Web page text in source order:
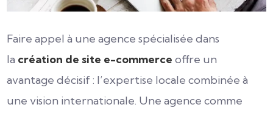
Faire appel à une agence spécialisée dans
la création de site e-commerce offre un
avantage décisif : l’expertise locale combinée à
une vision internationale. Une agence comme